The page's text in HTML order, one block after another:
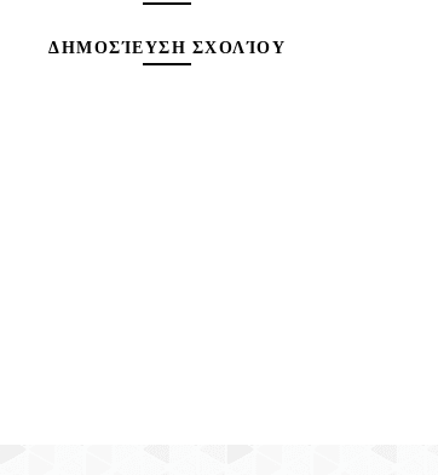
ΔΗΜΟΣΊΕΥΣΗ ΣΧΟΛΊΟΥ